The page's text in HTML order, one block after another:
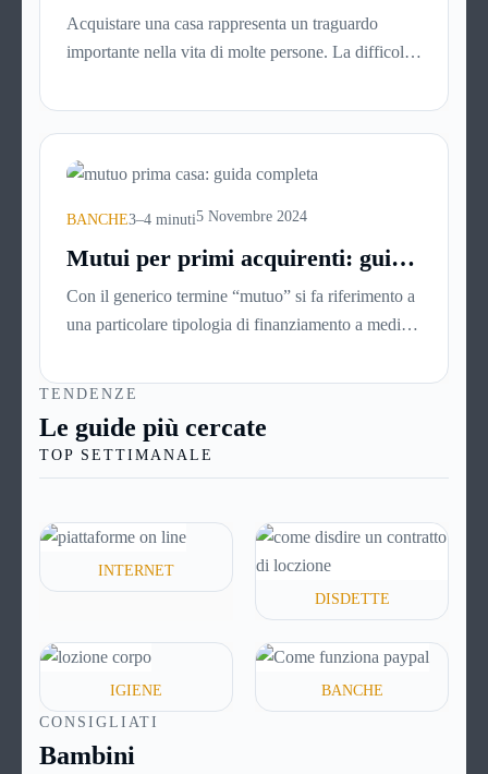
da sapere per ottenere la casa dei
tuoi sogni
Acquistare una casa rappresenta un traguardo
importante nella vita di molte persone. La difficoltà
capitale per l’anticipo: qui entrano in gioco i mutui
100%, che finanziano l’intero valore dell’immobile
senza richiedere versamenti iniziali. Analizziamone
BANCHE3–4 minuti5 Novembre 2024
Mutui per primi acquirenti: guida
per navigare nel processo di
acquisto della casa
Con il generico termine “mutuo” si fa riferimento a
una particolare tipologia di finanziamento a medio-
dai 5 ai 30 anni). Si tratta di norma di un contratto a
restituire alla banca soltanto il capitale richiesto, ma
anche una certa quota a titolo di interessi e altre
TENDENZE
Le guide più cercate
TOP SETTIMANALE
INTERNET
DISDETTE
IGIENE
BANCHE
CONSIGLIATI
Bambini